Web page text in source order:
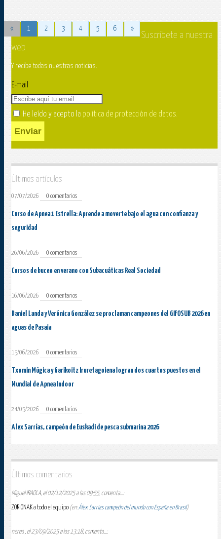
« 1 2 3 4 5 6 »
Suscríbete a nuestra
web
Y recibe todas nuestras noticias.
E-mail
He leído y acepto la política de protección de datos.
Enviar
Últimos artículos
07/07/2026 0 comentarios
Curso de Apnea 1 Estrella: Aprende a moverte bajo el agua con confianza y
seguridad
26/06/2026 0 comentarios
Cursos de buceo en verano con Subacuáticas Real Sociedad
16/06/2026 0 comentarios
Daniel Landa y Verónica González se proclaman campeones del GIFOSUB 2026 en
aguas de Pasaia
15/06/2026 0 comentarios
Txomin Múgica y Garikoitz Iruretagoiena logran dos cuartos puestos en el
Mundial de Apnea Indoor
24/05/2026 0 comentarios
Alex Sarrías, campeón de Euskadi de pesca submarina 2026
Últimos comentarios
Miguel IRAOLA, el 02/12/2025 a las 09:55, comenta...:
ZORIONAK a todo el equipo (en:Álex Sarrias campeón del mundo con España en Brasil)
nerea , el 23/09/2025 a las 13:18, comenta...: